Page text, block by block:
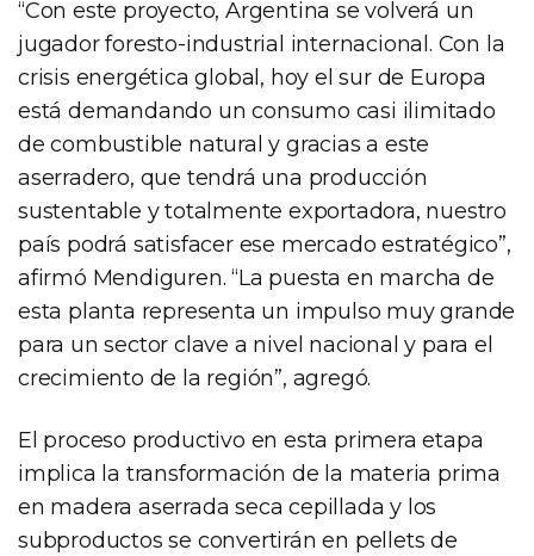
“Con este proyecto, Argentina se volverá un
jugador foresto-industrial internacional. Con la
crisis energética global, hoy el sur de Europa
está demandando un consumo casi ilimitado
de combustible natural y gracias a este
aserradero, que tendrá una producción
sustentable y totalmente exportadora, nuestro
país podrá satisfacer ese mercado estratégico”,
afirmó Mendiguren. “La puesta en marcha de
esta planta representa un impulso muy grande
para un sector clave a nivel nacional y para el
crecimiento de la región”, agregó.
El proceso productivo en esta primera etapa
implica la transformación de la materia prima
en madera aserrada seca cepillada y los
subproductos se convertirán en pellets de